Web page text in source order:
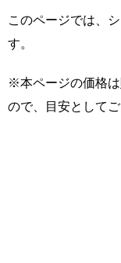
このページでは、
す。
※本ページの価格
ので、目安としてご